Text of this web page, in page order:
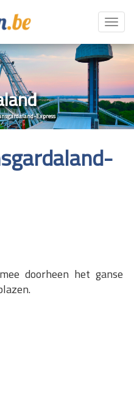
Express
doorheen het ganse